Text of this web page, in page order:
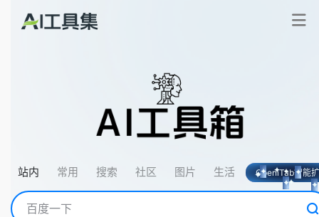
站内 常用 搜索 社区 图片 生活 OpeniTab智能扩展